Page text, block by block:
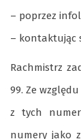
– poprzez
– kontaktując
Rachmistrz
99. Ze
z tych
numery jako